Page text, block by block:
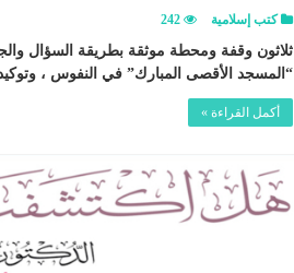
كتب إسلامية 242
ثلاثون وقفة ومحطة موثقة بطريقة السؤال
“المسجد الأقصى المبارك” في النفوس ، وتوكيد
أكمل القراءة »